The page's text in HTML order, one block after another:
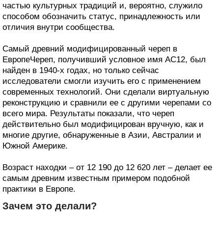
частью культурных традиций и, вероятно, служило
способом обозначить статус, принадлежность или
отличия внутри сообщества.
Самый древний модифицированный череп в
ЕвропеЧереп, получивший условное имя AC12, был
найден в 1940-х годах, но только сейчас
исследователи смогли изучить его с применением
современных технологий. Они сделали виртуальную
реконструкцию и сравнили ее с другими черепами со
всего мира. Результаты показали, что череп
действительно был модифицирован вручную, как и
многие другие, обнаруженные в Азии, Австралии и
Южной Америке.
Возраст находки – от 12 190 до 12 620 лет – делает ее
самым древним известным примером подобной
практики в Европе.
Зачем это делали?